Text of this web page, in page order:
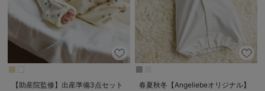
【助産院監修】出産準備3点セット
春夏秋冬【Angeliebeオリジナル】